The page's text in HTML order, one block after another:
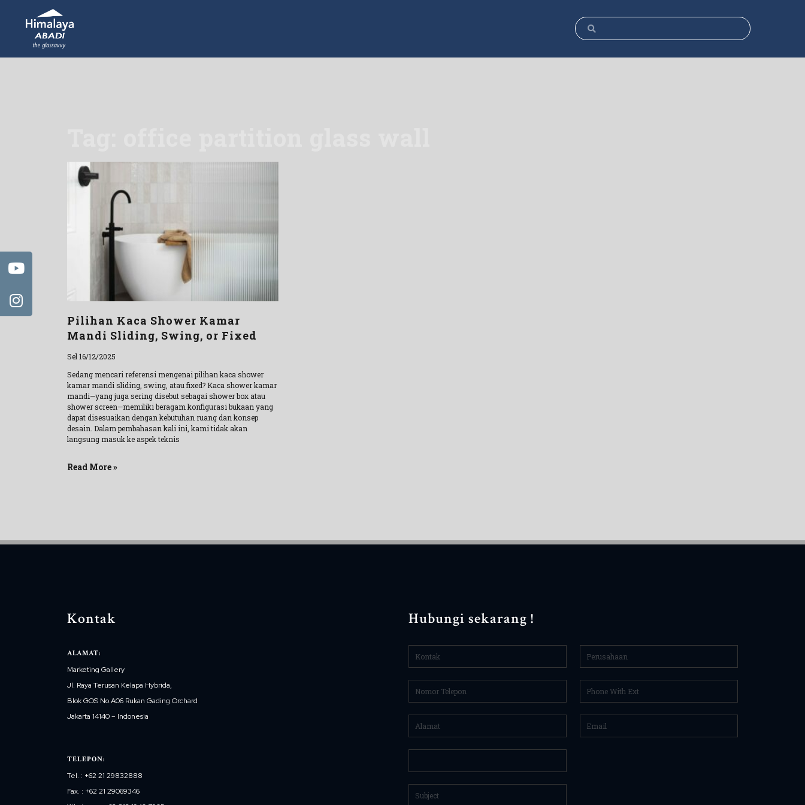
Pilihan Kaca Shower Kamar
Mandi Sliding, Swing, or Fixed
Sel 16/12/2025
Sedang mencari referensi mengenai pilihan kaca shower
kamar mandi sliding, swing, atau fixed? Kaca shower kamar
mandi—yang juga sering disebut sebagai shower box atau
shower screen—memiliki beragam konfigurasi bukaan yang
dapat disesuaikan dengan kebutuhan ruang dan konsep
desain. Dalam pembahasan kali ini, kami tidak akan
langsung masuk ke aspek teknis
Read More »
Kontak
ALAMAT:
Marketing Gallery
Jl. Raya Terusan Kelapa Hybrida,
Blok GOS No.A06 Rukan Gading Orchard
Jakarta 14140 – Indonesia
TELEPON:
Tel. : +62 21 29832888
Fax. : +62 21 29069346
Hubungi sekarang !